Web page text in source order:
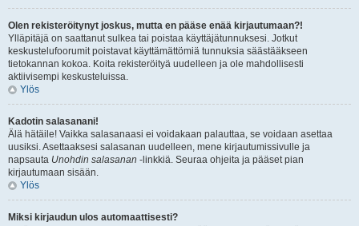
Olen rekisteröitynyt joskus, mutta en pääse enää kirjautumaan?!
Ylläpitäjä on saattanut sulkea tai poistaa käyttäjätunnuksesi. Jotkut
keskustelufoorumit poistavat käyttämättömiä tunnuksia säästääkseen
tietokannan kokoa. Koita rekisteröityä uudelleen ja ole mahdollisesti
aktiivisempi keskusteluissa.
Ylös
Kadotin salasanani!
Älä hätäile! Vaikka salasanaasi ei voidakaan palauttaa, se voidaan asettaa
uusiksi. Asettaaksesi salasanan uudelleen, mene kirjautumissivulle ja
napsauta Unohdin salasanan -linkkiä. Seuraa ohjeita ja pääset pian
kirjautumaan sisään.
Ylös
Miksi kirjaudun ulos automaattisesti?